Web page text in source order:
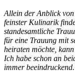
Allein der Anblick von
feinster Kulinarik
standesamtliche
für eine Trauung mit
heiraten möchte,
Ich habe schon an
immer beeindruckend.